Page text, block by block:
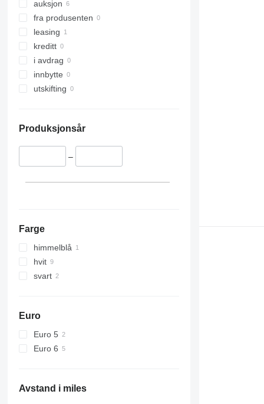
auksjon
fra produsenten
leasing
kreditt
i avdrag
innbytte
utskifting
Produksjonsår
–
Farge
himmelblå
hvit
svart
Euro
Euro 5
Euro 6
Avstand i miles